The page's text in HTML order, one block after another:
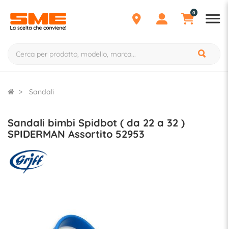
0
Sandali
Sandali bimbi Spidbot ( da 22 a 32 )
SPIDERMAN Assortito 52953